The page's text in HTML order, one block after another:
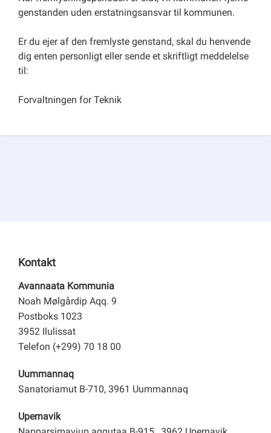
genstanden uden erstatningsansvar til kommunen.
Er du ejer af den fremlyste genstand, skal du henvende
dig enten personligt eller sende et skriftligt meddelelse
til:
Forvaltningen for Teknik
Kontakt
Avannaata Kommunia
Noah Mølgårdip Aqq. 9
Postboks 1023
3952 Ilulissat
Telefon (+299) 70 18 00
Uummannaq
Sanatoriamut B-710, 3961 Uummannaq
Upernavik